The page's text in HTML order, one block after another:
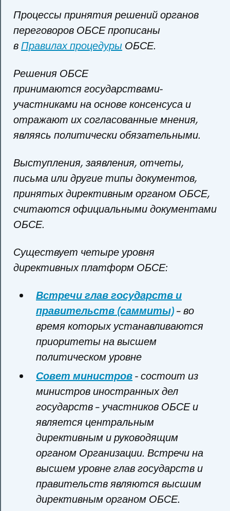
Процессы принятия решений органов
переговоров ОБСЕ прописаны
вПравилах процедуры ОБСЕ.
Решения ОБСЕ
принимаются государствами-
участниками на основе консенсуса и
отражают их согласованные мнения,
являясь политически обязательными.
Выступления, заявления, отчеты,
письма или другие типы документов,
принятых директивным органом ОБСЕ,
считаются официальными документами
ОБСЕ.
Существует четыре уровня
директивных платформ ОБСЕ:
Встречи глав государств и
правительств (саммиты)– во
время которых устанавливаются
приоритеты на высшем
политическом уровне
Совет министров- состоит из
министров иностранных дел
государств – участников ОБСЕ и
является центральным
директивным и руководящим
органом Организации. Встречи на
высшем уровне глав государств и
правительств являются высшим
директивным органом ОБСЕ.